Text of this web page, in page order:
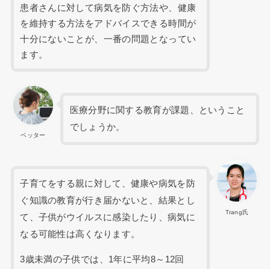
患者さんに対して病気を防ぐ方法や、健康
を維持する方法をアドバイスできる時間が
十分にないことが、一番の問題となってい
ます。
ベッター
医療分野に関する教育が課題、ということ
でしょうか。
Trang氏
子育てをする親に対して、健康や病気を防
ぐ知識の教育が行き届かないと、結果とし
て、子供がウイルスに感染したり、病気に
なる可能性は高くなります。
3歳未満の子供では、1年に平均8～12回